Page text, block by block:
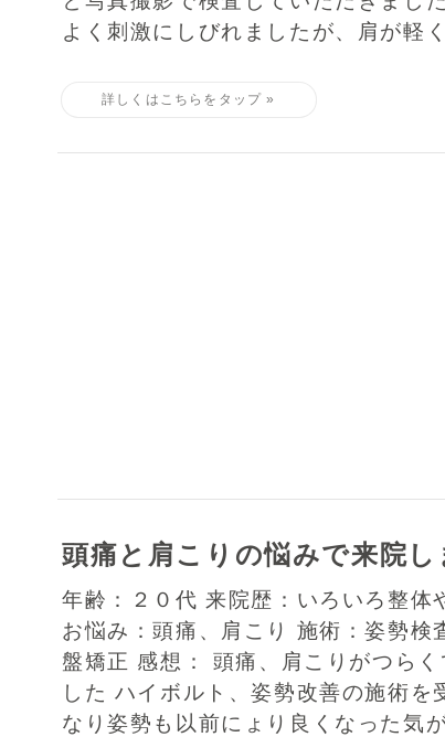
よく刺激にしびれましたが、肩が軽
頭痛と肩こりの悩みで来院し
年齢：２０代 来院歴：いろいろ整体
お悩み：頭痛、肩こり 施術：姿勢検
盤矯正 感想： 頭痛、肩こりがつらく
した ハイボルト、姿勢改善の施術を
なり姿勢も以前にょり良くなった気